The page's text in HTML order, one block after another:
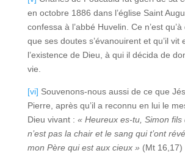
en octobre 1886 dans l’église Saint
confessa à l’abbé Huvelin. Ce n’est
que ses doutes s’évanouirent et qu’il vit
l’existence de Dieu, à qui il décida de
vie.
[vi] Souvenons-nous aussi de ce que
Pierre, après qu’il a reconnu en lui le
Dieu vivant : « Heureux es-tu, Simon fils
n’est pas la chair et le sang qui t’ont
mon Père qui est aux cieux » (Mt 16,17)